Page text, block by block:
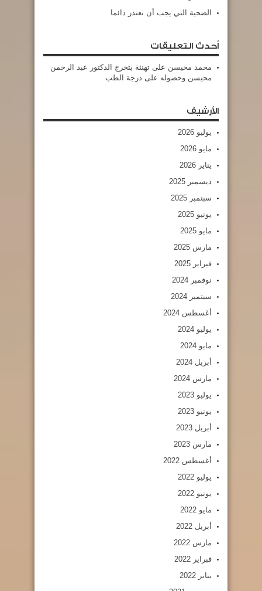
الضحية التي يجب أن تعتذر دائما
أحدث التعليقات
محمد محيسن على تهنئة بتخرج الدكتور عبد الرحمن
محيسن وحصوله على درجة الطب
الأرشيف
يوليو 2026
مايو 2026
يناير 2026
ديسمبر 2025
سبتمبر 2025
يونيو 2025
مايو 2025
مارس 2025
فبراير 2025
نوفمبر 2024
سبتمبر 2024
أغسطس 2024
يوليو 2024
مايو 2024
أبريل 2024
مارس 2024
يوليو 2023
يونيو 2023
أبريل 2023
مارس 2023
أغسطس 2022
يوليو 2022
يونيو 2022
مايو 2022
أبريل 2022
مارس 2022
فبراير 2022
يناير 2022